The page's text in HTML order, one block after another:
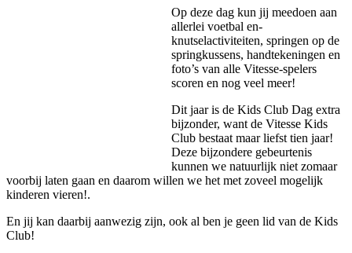
Op deze dag kun jij meedoen aan
allerlei voetbal en-
knutselactiviteiten, springen op de
springkussens, handtekeningen en
foto’s van alle Vitesse-spelers
scoren en nog veel meer!
Dit jaar is de Kids Club Dag extra
bijzonder, want de Vitesse Kids
Club bestaat maar liefst tien jaar!
Deze bijzondere gebeurtenis
kunnen we natuurlijk niet zomaar
voorbij laten gaan en daarom willen we het met zoveel mogelijk
kinderen vieren!.
En jij kan daarbij aanwezig zijn, ook al ben je geen lid van de Kids
Club!